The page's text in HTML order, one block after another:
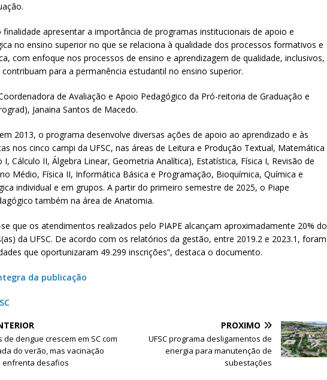
apresentar a importância de programas institucionais de apoio e
no ensino superior no que se relaciona à qualidade dos processos formativos e
com enfoque nos processos de ensino e aprendizagem de qualidade, inclusivos,
para a permanência estudantil no ensino superior.
de Avaliação e Apoio Pedagógico da Pró-reitoria de Graduação e
Janaina Santos de Macedo.
2013, o programa desenvolve diversas ações de apoio ao aprendizado e às
nos cinco campi da UFSC, nas áreas de Leitura e Produção Textual, Matemática
I, Cálculo II, Álgebra Linear, Geometria Analítica), Estatística, Física I, Revisão de
Médio, Física II, Informática Básica e Programação, Bioquímica, Química e
individual e em grupos. A partir do primeiro semestre de 2025, o Piape
também na área de Anatomia.
que os atendimentos realizados pelo PIAPE alcançam aproximadamente 20% do
da UFSC. De acordo com os relatórios da gestão, entre 2019.2 e 2023.1, foram
que oportunizaram 49.299 inscrições”, destaca o documento.
da publicação
de dengue crescem em SC com
do verão, mas vacinação
enfrenta desafios
PRÓXIMO
UFSC programa desligamentos de
energia para manutenção de
subestações